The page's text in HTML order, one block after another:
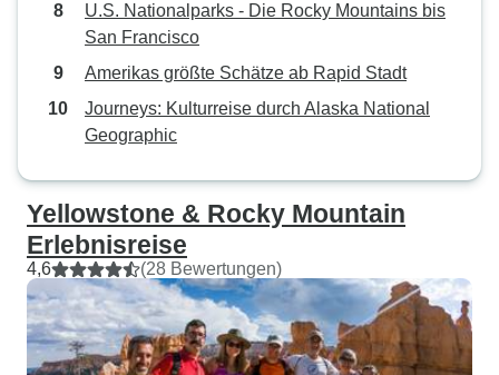
U.S. Nationalparks - Die Rocky Mountains bis
San Francisco
Amerikas größte Schätze ab Rapid Stadt
Journeys: Kulturreise durch Alaska National
Geographic
Yellowstone & Rocky Mountain
Erlebnisreise
4,6 (28 Bewertungen)